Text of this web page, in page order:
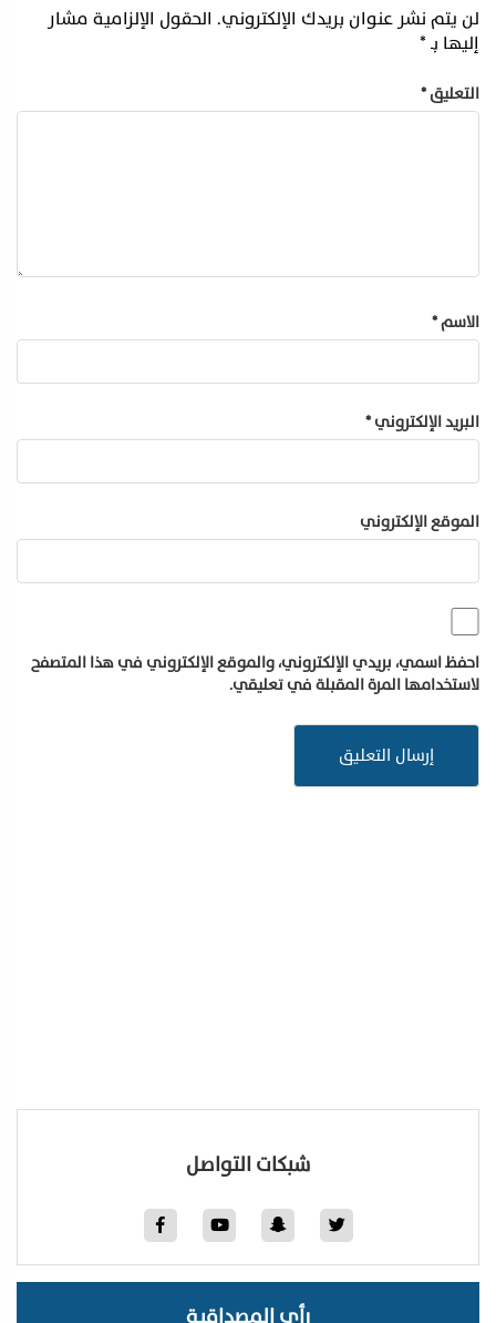
لن يتم نشر عنوان بريدك الإلكتروني. الحقول الإلزامية مشار
إليها بـ*
التعليق*
الاسم*
البريد الإلكتروني*
الموقع الإلكتروني
احفظ اسمي، بريدي الإلكتروني، والموقع الإلكتروني في هذا المتصفح
لاستخدامها المرة المقبلة في تعليقي.
شبكات التواصل